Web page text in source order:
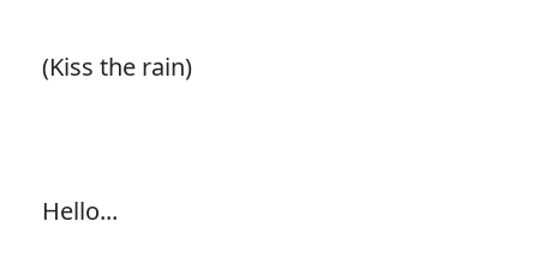
(Kiss the rain)
Hello...